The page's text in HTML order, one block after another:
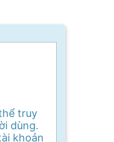
truy
dùng.
khoản